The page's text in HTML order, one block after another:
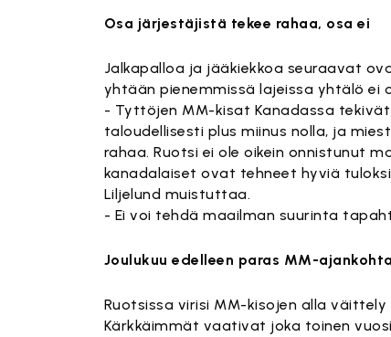
Osa järjestäjistä tekee rahaa, osa ei
Jalkapalloa ja jääkiekkoa seuraavat
yhtään pienemmissä lajeissa yhtälö ei
- Tyttöjen MM-kisat Kanadassa
taloudellisesti plus miinus nolla, ja
rahaa. Ruotsi ei ole oikein onnistunut
kanadalaiset ovat tehneet hyviä
Liljelund muistuttaa.
- Ei voi tehdä maailman suurinta
Joulukuu edelleen paras MM-ajankohta
Ruotsissa virisi MM-kisojen alla
Kärkkäimmät vaativat joka toinen